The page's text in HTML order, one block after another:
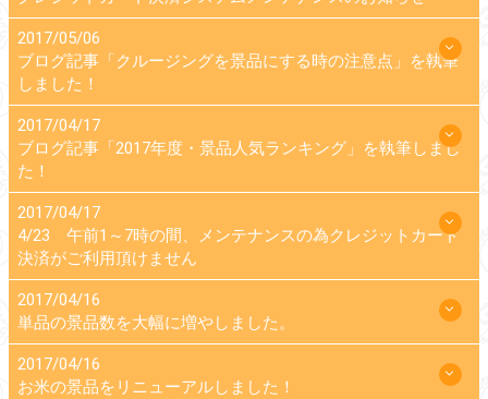
2017/05/06
ブログ記事「クルージングを景品にする時の注意点」を執筆
しました！
2017/04/17
ブログ記事「2017年度・景品人気ランキング」を執筆しまし
た！
2017/04/17
4/23 午前1～7時の間、メンテナンスの為クレジットカード
決済がご利用頂けません
2017/04/16
単品の景品数を大幅に増やしました。
2017/04/16
お米の景品をリニューアルしました！